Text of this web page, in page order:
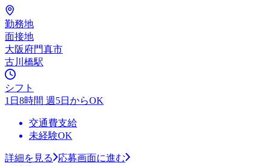
勤務地
面接地
大阪府門真市
古川橋駅
シフト
1日8時間 週5日からOK
交通費支給
未経験OK
詳細を見る
応募画面に進む